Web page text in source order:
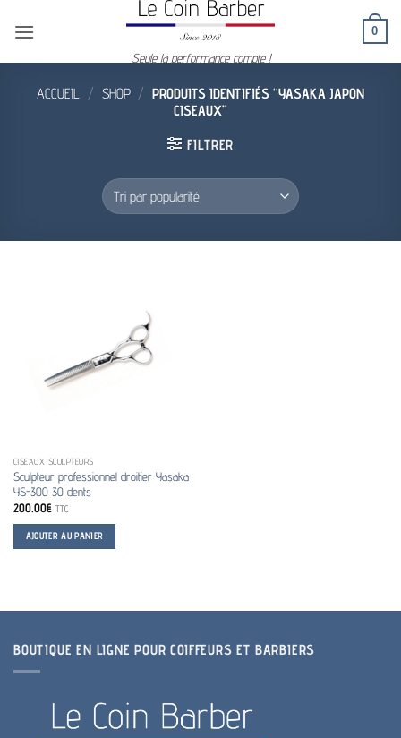
Seule la performance compte !
0
ACCUEIL / SHOP / PRODUITS IDENTIFIÉS “YASAKA JAPON
CISEAUX”
FILTRER
CISEAUX SCULPTEURS
Sculpteur professionnel droitier Yasaka
YS-300 30 dents
200.00€ TTC
AJOUTER AU PANIER
BOUTIQUE EN LIGNE POUR COIFFEURS ET BARBIERS